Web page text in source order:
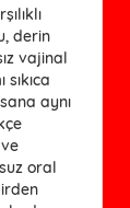
derin
vajinal
aynı
oral